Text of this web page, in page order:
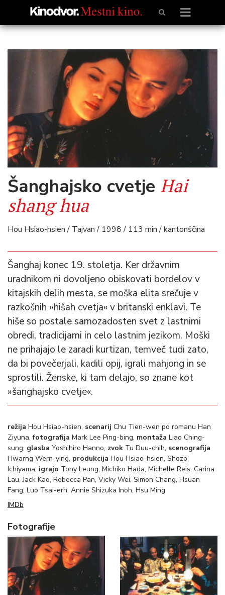
Šanghajsko cvetje Hai
shang hua
Hou Hsiao-hsien / Tajvan / 1998 / 113 min / kantonščina
Šanghaj konec 19. stoletja. Ker državnim
uradnikom ni dovoljeno obiskovati bordelov v
kitajskih delih mesta, se moška elita srečuje v
razkošnih »hišah cvetja« v britanski enklavi. Te
hiše so postale samozadosten svet z lastnimi
obredi, tradicijami in celo lastnim jezikom. Moški
ne prihajajo le zaradi kurtizan, temveč tudi zato,
da bi povečerjali, kadili opij, igrali mahjong in se
sprostili. Ženske, ki tam delajo, so znane kot
»šanghajsko cvetje«.
režija Hou Hsiao-hsien, scenarij Chu Tien-wen po romanu Han
Ziyuna,fotografija Mark Lee Ping-bing, montaža Liao Ching-
sung, glasba Yoshihiro Hanno, zvok Tu Duu-chih, scenografija
Hwarng Wern-ying, produkcija Hou Hsiao-hsien, Shozo
Ichiyama, igrajo Tony Leung, Michiko Hada, Michelle Reis, Carina
Lau, Jack Kao, Rebecca Pan, Vicky Wei, Simon Chang, Hsuan
Fang, Luo Tsai-erh, Annie Shizuka Inoh, Hsu Ming
IMDb
Fotografije